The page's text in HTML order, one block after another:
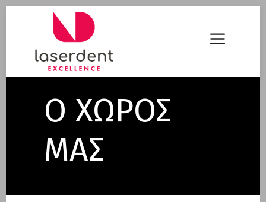
Μετάβαση
περιεχόμενο
Menu
Ο ΧΩΡΟΣ
ΜΑΣ